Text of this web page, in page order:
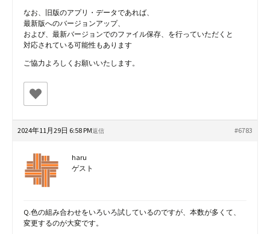
なお、旧版のアプリ・データであれば、
最新版へのバージョンアップ、
および、最新バージョンでのファイル保存、を行っていただくと
対応されている可能性もあります
ご協力よろしくお願いいたします。
2024年11月29日 6:58 PM #6783
返信
haru
ゲスト
Q.色の組み合わせをいろいろ試しているのですが、本数が多くて、
変更するのが大変です。